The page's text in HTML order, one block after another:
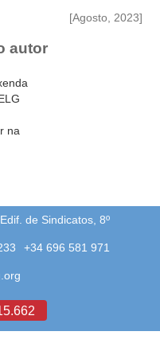
[Agosto, 2023]
autor
na
de Sindicatos, 8º
+34 696 581 971